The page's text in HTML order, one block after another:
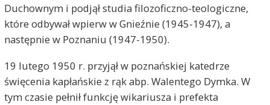
Duchownym i podjął studia filozoficzno-teologiczne,
które odbywał wpierw w Gnieźnie (1945-1947), a
następnie w Poznaniu (1947-1950).
19 lutego 1950 r. przyjął w poznańskiej katedrze
święcenia kapłańskie z rąk abp. Walentego Dymka. W
tym czasie pełnił funkcję wikariusza i prefekta